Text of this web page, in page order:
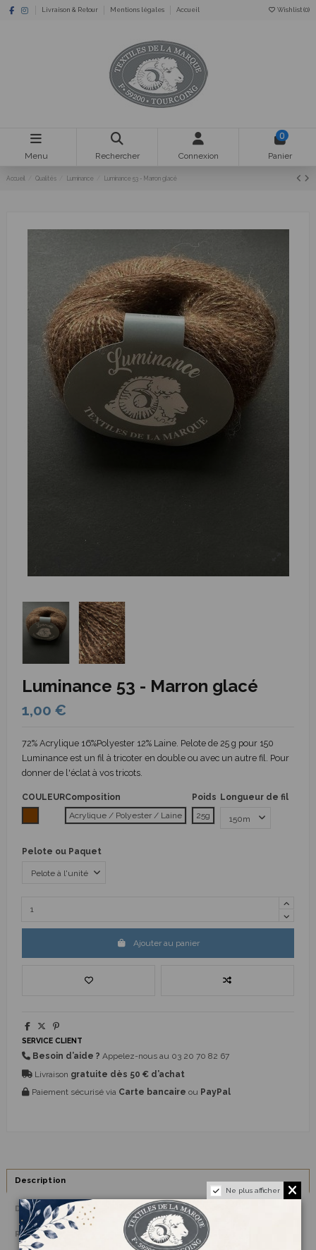
Livraison & Retour Mentions légales Accueil Wishlist (0)
Menu Rechercher Connexion
0
Panier
Accueil Qualités Luminance Luminance 53 - Marron glacé
Luminance 53 - Marron glacé
1,00 €
72% Acrylique 16%Polyester 12% Laine. Pelote de 25 g pour 150
Luminance est un fil à tricoter en double ou avec un autre fil. Pour
donner de l'éclat à vos tricots.
COULEURComposition
Acrylique / Polyester / Laine
Poids
25g
Longueur de fil
Pelote ou Paquet
Ajouter au panier
SERVICE CLIENT
Besoin d’aide ? Appelez-nous au 03 20 70 82 67
Livraison gratuite dès 50 € d’achat
Paiement sécurisé via Carte bancaire ou PayPal
Description
Détails du produit
Reviews(0)
Ne plus afficher